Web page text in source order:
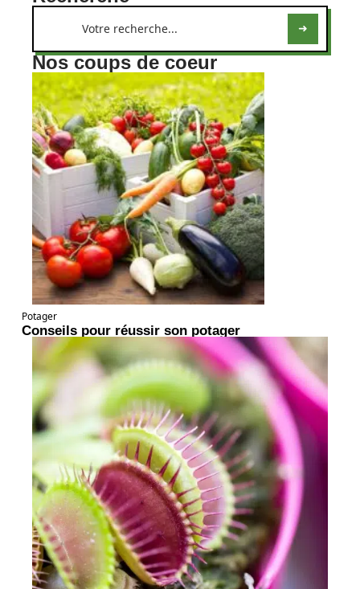
Nos coups de coeur
Potager
Conseils pour réussir son potager